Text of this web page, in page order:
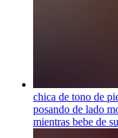
chica de tono de
posando de lado
mientras bebe de